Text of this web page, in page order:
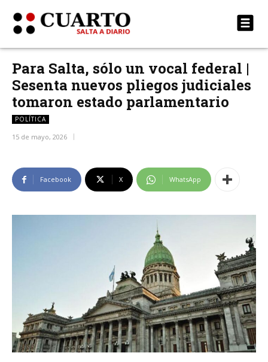
Para Salta, sólo un vocal federal |
Sesenta nuevos pliegos judiciales
tomaron estado parlamentario
POLÍTICA
15 de mayo, 2026
Facebook X WhatsApp